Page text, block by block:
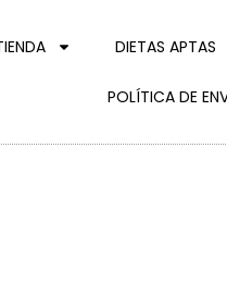
DIETAS APTAS
POLÍTICA DE